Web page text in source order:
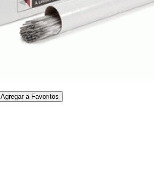
Agregar a Favoritos